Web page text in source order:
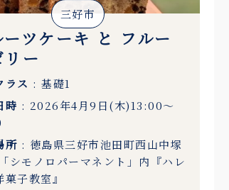
三好市
ーツケーキ と フルー
リー
ラス : 基礎1
時 : 2026年4月9日(木)13:00〜
所 : 徳島県三好市池田町西山中塚
シモノロパーマネント」内『ハレ
菓子教室』